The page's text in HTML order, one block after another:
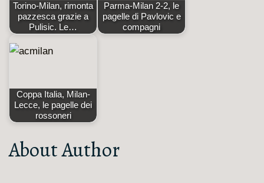
Torino-Milan, rimonta
pazzesca grazie a
Pulisic. Le…
Parma-Milan 2-2, le
pagelle di Pavlovic e
compagni
Coppa Italia, Milan-
Lecce, le pagelle dei
rossoneri
About Author